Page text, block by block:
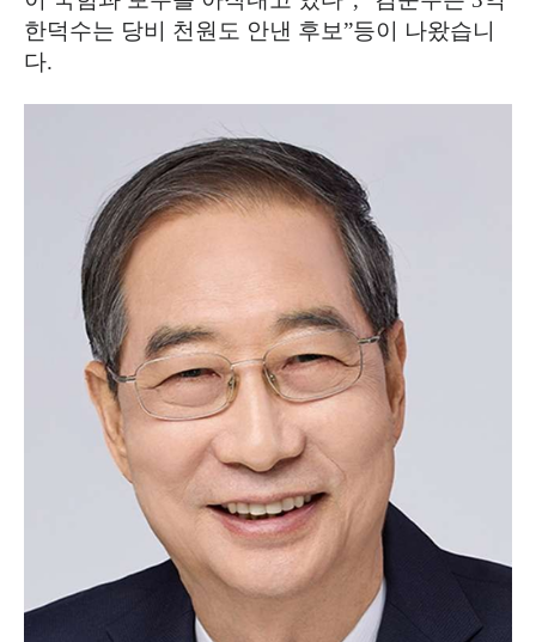
한덕수는 당비 천원도 안낸 후보”등이 나왔습니
다.